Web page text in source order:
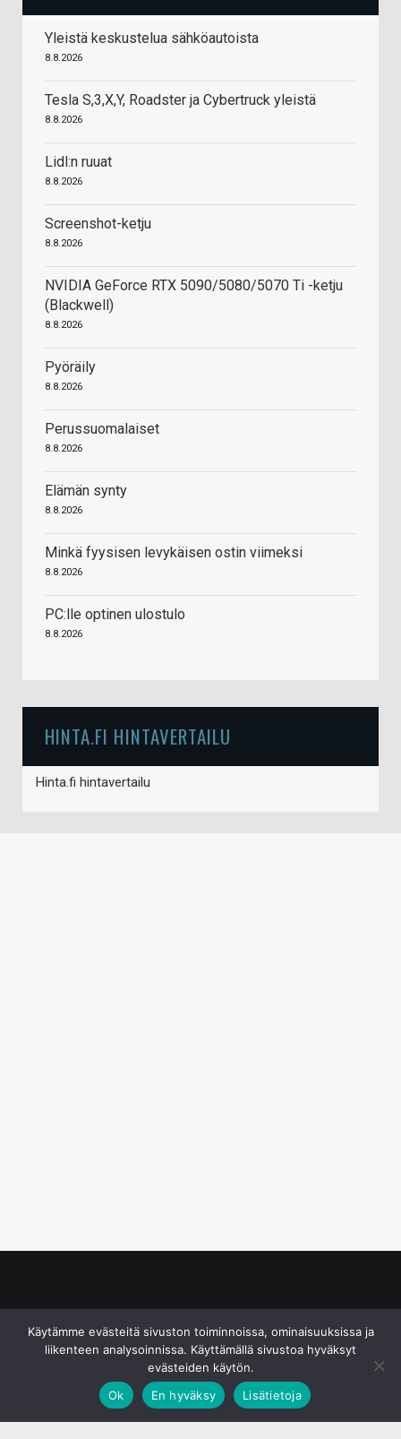
Yleistä keskustelua sähköautoista
8.8.2026
Tesla S,3,X,Y, Roadster ja Cybertruck yleistä
8.8.2026
Lidl:n ruuat
8.8.2026
Screenshot-ketju
8.8.2026
NVIDIA GeForce RTX 5090/5080/5070 Ti -ketju
(Blackwell)
8.8.2026
Pyöräily
8.8.2026
Perussuomalaiset
8.8.2026
Elämän synty
8.8.2026
Minkä fyysisen levykäisen ostin viimeksi
8.8.2026
PC:lle optinen ulostulo
8.8.2026
HINTA.FI HINTAVERTAILU
Hinta.fi hintavertailu
Käytämme evästeitä sivuston toiminnoissa, ominaisuuksissa ja
liikenteen analysoinnissa. Käyttämällä sivustoa hyväksyt
evästeiden käytön.
Ok
En hyväksy Lisätietoja